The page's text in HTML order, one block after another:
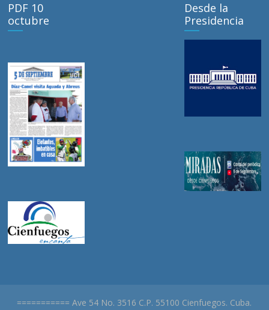
PDF 10
octubre
Desde la
Presidencia
=========== Ave 54 No. 3516 C.P. 55100 Cienfuegos. Cuba.